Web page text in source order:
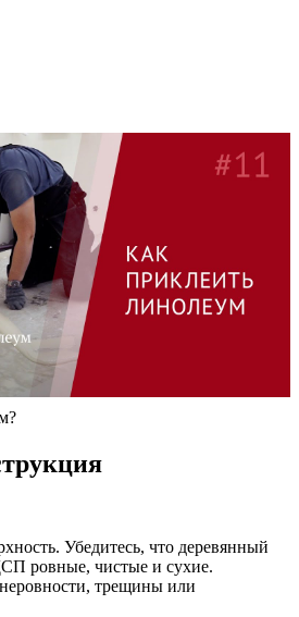
Убедитесь, что деревянный
ровные, чистые и сухие.
трещины или